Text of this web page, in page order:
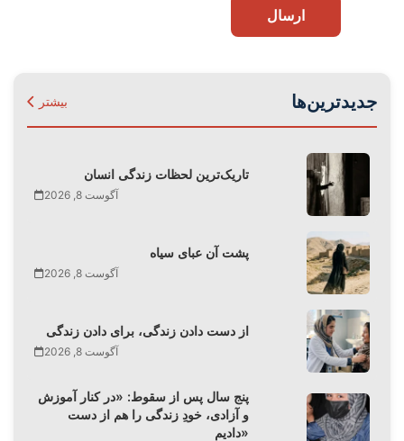
ارسال
جدیدترین‌ها بیشتر
تاریک‌ترین لحظات زندگی انسان
آگوست 8, 2026
پشت آن عبای سیاه
آگوست 8, 2026
از دست دادن زندگی، برای دادن زندگی
آگوست 8, 2026
پنج سال پس از سقوط: «در کنار آموزش
و آزادی، خودِ زندگی را هم از دست
دادیم»